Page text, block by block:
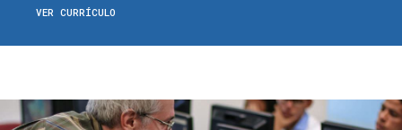
VER CURRÍCULO